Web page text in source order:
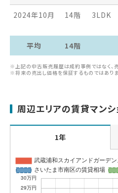
2024年10月 14階 3LDK
平均
14階
※上記の中古販売履歴は成約事例ではなく、
※将来の売出し価格を保証するものではありま
周辺エリアの賃貸マン
1年